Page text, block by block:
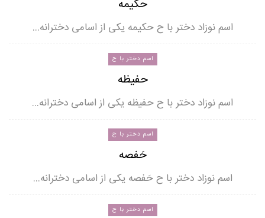
حکیمه
اسم نوزاد دختر با ح حکیمه یکی از اسامی دخترانه…
اسم دختر با ح
حفیظه
اسم نوزاد دختر با ح حفیظه یکی از اسامی دخترانه…
اسم دختر با ح
حَفصه
اسم نوزاد دختر با ح حَفصه یکی از اسامی دخترانه…
اسم دختر با ح